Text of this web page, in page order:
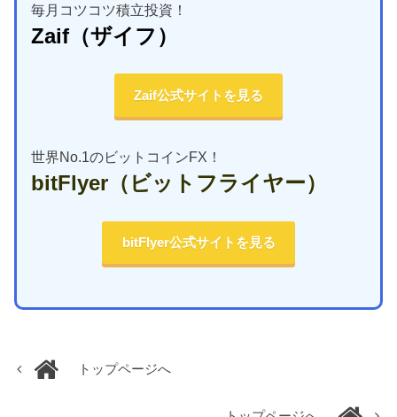
毎月コツコツ積立投資！
Zaif （ザイフ）
Zaif公式サイトを見る
世界No.1のビットコインFX！
bitFlyer （ビットフライヤー）
bitFlyer公式サイトを見る
トップページへ